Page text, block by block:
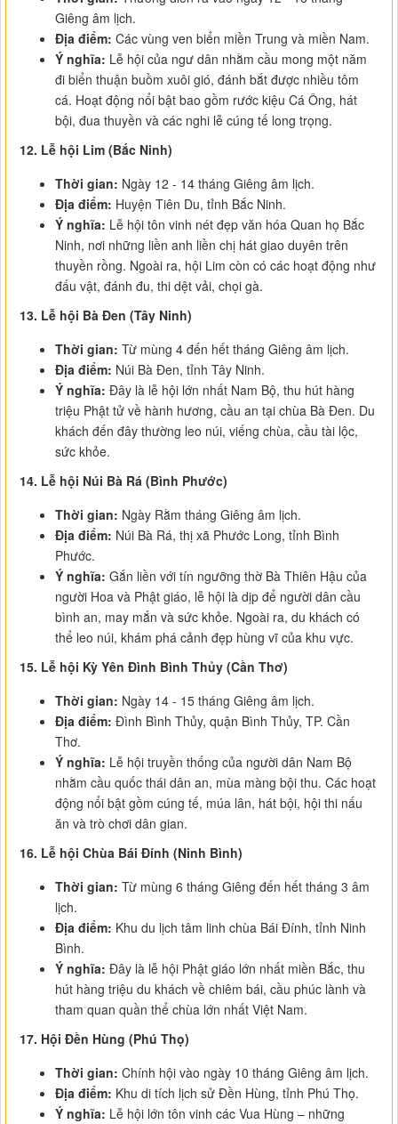
Giêng âm lịch.
Địa điểm: Các vùng ven biển miền Trung và miền Nam.
Ý nghĩa: Lễ hội của ngư dân nhằm cầu mong một năm
đi biển thuận buồm xuôi gió, đánh bắt được nhiều tôm
cá. Hoạt động nổi bật bao gồm rước kiệu Cá Ông, hát
bội, đua thuyền và các nghi lễ cúng tế long trọng.
12. Lễ hội Lim (Bắc Ninh)
Thời gian: Ngày 12 - 14 tháng Giêng âm lịch.
Địa điểm: Huyện Tiên Du, tỉnh Bắc Ninh.
Ý nghĩa: Lễ hội tôn vinh nét đẹp văn hóa Quan họ Bắc
Ninh, nơi những liền anh liền chị hát giao duyên trên
thuyền rồng. Ngoài ra, hội Lim còn có các hoạt động như
đấu vật, đánh đu, thi dệt vải, chọi gà.
13. Lễ hội Bà Đen (Tây Ninh)
Thời gian: Từ mùng 4 đến hết tháng Giêng âm lịch.
Địa điểm: Núi Bà Đen, tỉnh Tây Ninh.
Ý nghĩa: Đây là lễ hội lớn nhất Nam Bộ, thu hút hàng
triệu Phật tử về hành hương, cầu an tại chùa Bà Đen. Du
khách đến đây thường leo núi, viếng chùa, cầu tài lộc,
sức khỏe.
14. Lễ hội Núi Bà Rá (Bình Phước)
Thời gian: Ngày Rằm tháng Giêng âm lịch.
Địa điểm: Núi Bà Rá, thị xã Phước Long, tỉnh Bình
Phước.
Ý nghĩa: Gắn liền với tín ngưỡng thờ Bà Thiên Hậu của
người Hoa và Phật giáo, lễ hội là dịp để người dân cầu
bình an, may mắn và sức khỏe. Ngoài ra, du khách có
thể leo núi, khám phá cảnh đẹp hùng vĩ của khu vực.
15. Lễ hội Kỳ Yên Đình Bình Thủy (Cần Thơ)
Thời gian: Ngày 14 - 15 tháng Giêng âm lịch.
Địa điểm: Đình Bình Thủy, quận Bình Thủy, TP. Cần
Thơ.
Ý nghĩa: Lễ hội truyền thống của người dân Nam Bộ
nhằm cầu quốc thái dân an, mùa màng bội thu. Các hoạt
động nổi bật gồm cúng tế, múa lân, hát bội, hội thi nấu
ăn và trò chơi dân gian.
16. Lễ hội Chùa Bái Đính (Ninh Bình)
Thời gian: Từ mùng 6 tháng Giêng đến hết tháng 3 âm
lịch.
Địa điểm: Khu du lịch tâm linh chùa Bái Đính, tỉnh Ninh
Bình.
Ý nghĩa: Đây là lễ hội Phật giáo lớn nhất miền Bắc, thu
hút hàng triệu du khách về chiêm bái, cầu phúc lành và
tham quan quần thể chùa lớn nhất Việt Nam.
17. Hội Đền Hùng (Phú Thọ)
Thời gian: Chính hội vào ngày 10 tháng Giêng âm lịch.
Địa điểm: Khu di tích lịch sử Đền Hùng, tỉnh Phú Thọ.
Ý nghĩa: Lễ hội lớn tôn vinh các Vua Hùng – những